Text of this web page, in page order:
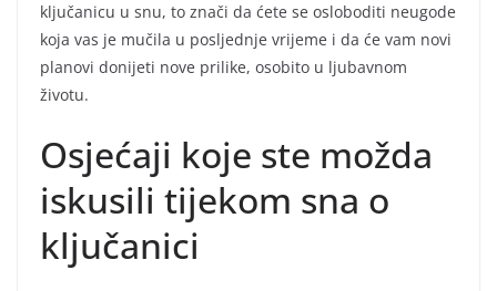
ključanicu u snu, to znači da ćete se osloboditi neugode
koja vas je mučila u posljednje vrijeme i da će vam novi
planovi donijeti nove prilike, osobito u ljubavnom
životu.
Osjećaji koje ste možda
iskusili tijekom sna o
ključanici